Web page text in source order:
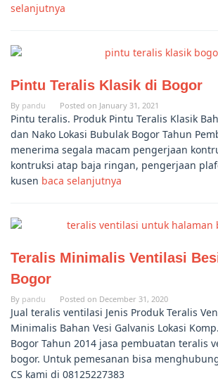
selanjutnya
Pintu Teralis Klasik di Bogor
By pandu Posted on January 31, 2021
Pintu teralis. Produk Pintu Teralis Klasik
dan Nako Lokasi Bubulak Bogor Tahun
menerima segala macam pengerjaan
kontruksi atap baja ringan, pengerjaan
kusen baca selanjutnya
Teralis Minimalis Ventilasi
Bogor
By pandu Posted on December 31, 2020
Jual teralis ventilasi Jenis Produk Teralis
Minimalis Bahan Vesi Galvanis Lokasi
Bogor Tahun 2014 jasa pembuatan teralis
bogor. Untuk pemesanan bisa
CS kami di 08125227383